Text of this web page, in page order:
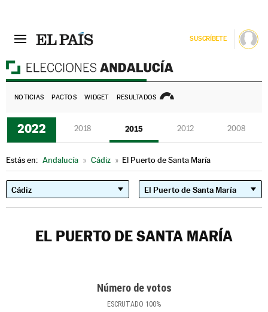
SUSCRÍBETE
NOTICIAS PACTOS WIDGET RESULTADOS
2022 2018 2015 2012 2008
Estás en: Andalucía » Cádiz » El Puerto de Santa María
EL PUERTO DE SANTA MARÍA
Número de votos
ESCRUTADO 100%